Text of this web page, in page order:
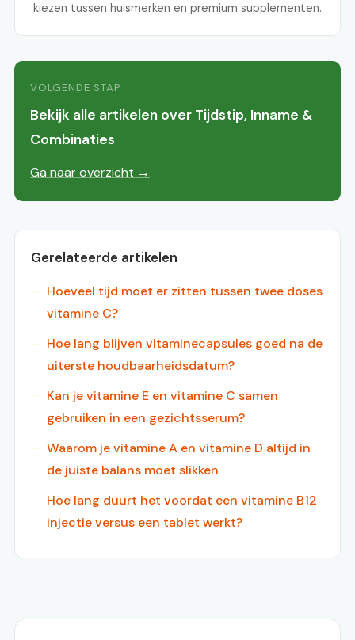
kiezen tussen huismerken en premium supplementen.
VOLGENDE STAP
Bekijk alle artikelen over Tijdstip, Inname &
Combinaties
Ga naar overzicht →
Gerelateerde artikelen
Hoeveel tijd moet er zitten tussen twee doses
vitamine C?
Hoe lang blijven vitaminecapsules goed na de
uiterste houdbaarheidsdatum?
Kan je vitamine E en vitamine C samen
gebruiken in een gezichtsserum?
Waarom je vitamine A en vitamine D altijd in
de juiste balans moet slikken
Hoe lang duurt het voordat een vitamine B12
injectie versus een tablet werkt?